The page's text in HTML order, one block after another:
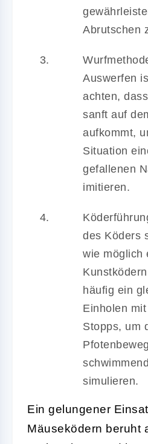
Abrutschen
Auswerfen
achten,
sanft auf
aufkommt,
Situation
gefallenen
imitieren.
des Köders
wie möglich
häufig ein
Einholen
Stopps, um
simulieren.
Ein gelungener
Mäuseködern beruht